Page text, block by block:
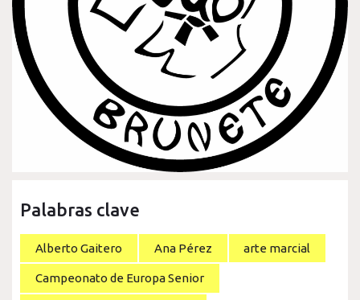
Palabras clave
Alberto Gaitero Ana Pérez arte marcial
Campeonato de Europa Senior